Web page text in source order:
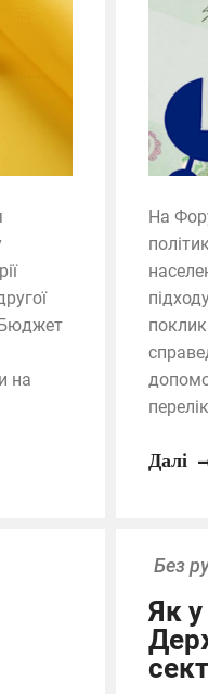
Бюджет
на
На
Далі
Без
Як у